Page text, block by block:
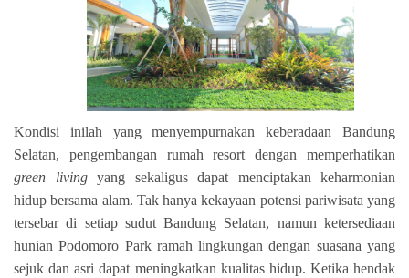
Kondisi inilah yang menyempurnakan keberadaan Bandung
Selatan, pengembangan rumah resort dengan memperhatikan
green livingyang sekaligus dapat menciptakan keharmonian
hidup bersama alam. Tak hanya kekayaan potensi pariwisata yang
tersebar di setiap sudut Bandung Selatan, namun ketersediaan
hunian Podomoro Park ramah lingkungan dengan suasana yang
sejuk dan asri dapat meningkatkan kualitas hidup. Ketika hendak